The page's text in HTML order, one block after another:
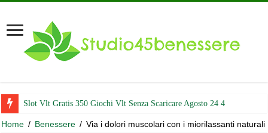
Slot Vlt Gratis 350 Giochi Vlt Senza Scaricare Agosto 24 4
Home / Benessere / Via i dolori muscolari con i miorilassanti naturali